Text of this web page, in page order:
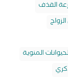
القذف
المنوية